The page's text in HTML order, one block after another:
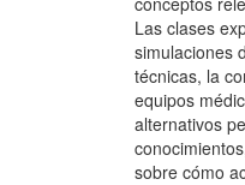
Las clases
simulaciones
técnicas, la
equipos
alternativos
sobre cómo